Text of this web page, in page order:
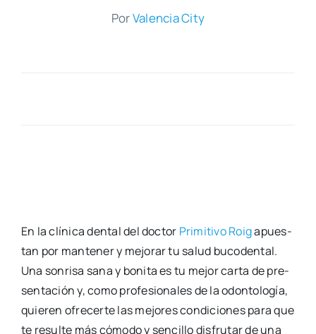
PorValen­cia City
En la clí­ni­ca den­tal del doc­tor Pri­mi­ti­vo Roigapues­
tan por man­te­ner y mejo­rar tu salud buco­den­tal.
Una son­ri­sa sana y boni­ta es tu mejor car­ta de pre­
sen­ta­ción y, como pro­fe­sio­na­les de la odon­to­lo­gía,
quie­ren ofre­cer­te las mejo­res con­di­cio­nes para que
te resul­te más cómo­do y sen­ci­llo dis­fru­tar de una